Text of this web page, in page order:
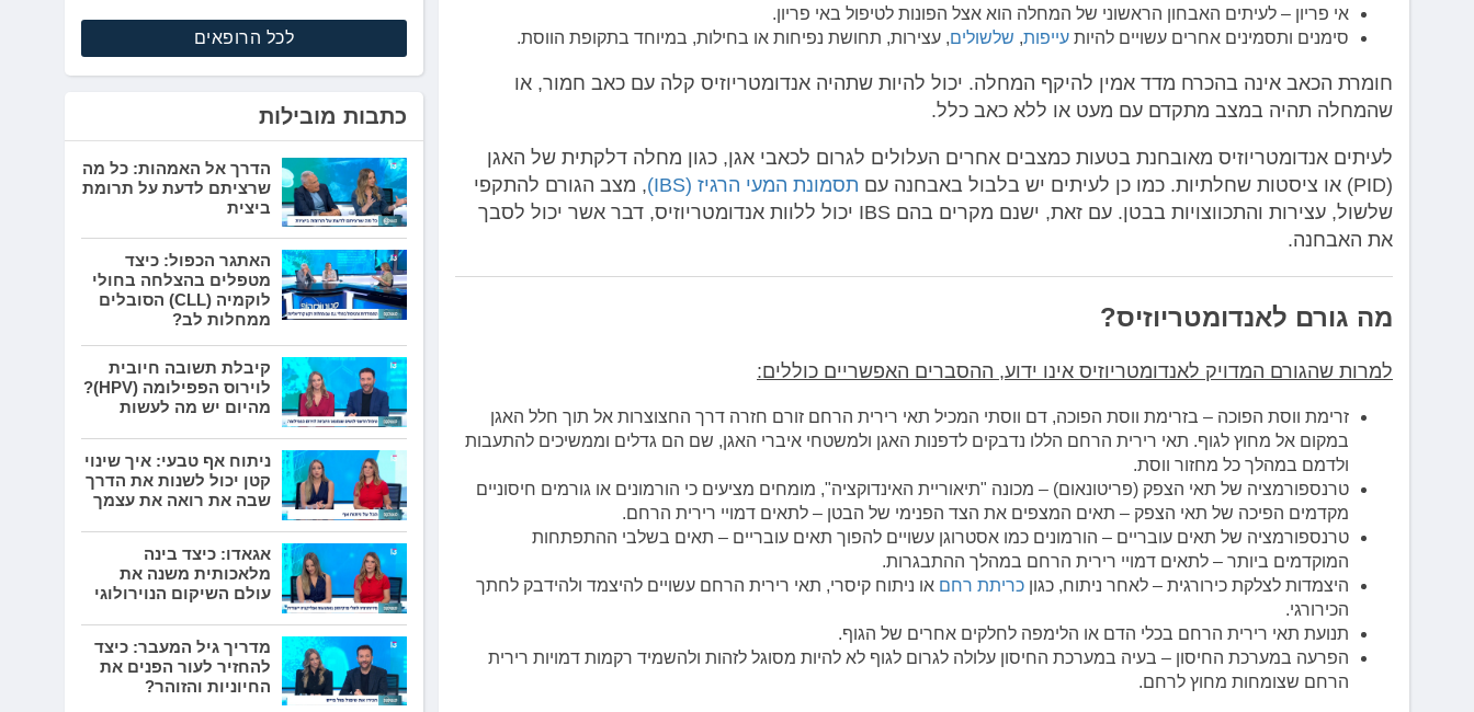
אי פריון – לעיתים האבחון הראשוני של המחלה הוא אצל הפונות לטיפול באי פריון.
סימנים ותסמינים אחרים עשויים להיות עייפות, שלשולים, עצירות, תחושת נפיחות או בחילות, במיוחד בתקופת הווסת.
חומרת הכאב אינה בהכרח מדד אמין להיקף המחלה. יכול להיות שתהיה אנדומטריוזיס קלה עם כאב חמור, או
שהמחלה תהיה במצב מתקדם עם מעט או ללא כאב כלל.
לעיתים אנדומטריוזיס מאובחנת בטעות כמצבים אחרים העלולים לגרום לכאבי אגן, כגון מחלה דלקתית של האגן
(PID) או ציסטות שחלתיות. כמו כן לעיתים יש בלבול באבחנה עם
תסמונת המעי הרגיז (IBS)
, מצב הגורם להתקפי
שלשול, עצירות והתכווצויות בבטן. עם זאת, ישנם מקרים בהם IBS יכול ללוות אנדומטריוזיס, דבר אשר יכול לסבך
את האבחנה.
מה גורם לאנדומטריוזיס?
למרות שהגורם המדויק לאנדומטריוזיס אינו ידוע, ההסברים האפשריים כוללים:
זרימת ווסת הפוכה – בזרימת ווסת הפוכה, דם ווסתי המכיל תאי רירית הרחם זורם חזרה דרך החצוצרות אל תוך חלל האגן
במקום אל מחוץ לגוף. תאי רירית הרחם הללו נדבקים לדפנות האגן ולמשטחי איברי האגן, שם הם גדלים וממשיכים להתעבות
ולדמם במהלך כל מחזור ווסת.
טרנספורמציה של תאי הצפק (פריטונאום) – מכונה "תיאוריית האינדוקציה", מומחים מציעים כי הורמונים או גורמים חיסוניים
מקדמים הפיכה של תאי הצפק – תאים המצפים את הצד הפנימי של הבטן – לתאים דמויי רירית הרחם.
טרנספורמציה של תאים עובריים – הורמונים כמו אסטרוגן עשויים להפוך תאים עובריים – תאים בשלבי ההתפתחות
המוקדמים ביותר – לתאים דמויי רירית הרחם במהלך ההתבגרות.
היצמדות לצלקת כירורגית – לאחר ניתוח, כגון כריתת רחם או ניתוח קיסרי, תאי רירית הרחם עשויים להיצמד ולהידבק לחתך
הכירורגי.
תנועת תאי רירית הרחם בכלי הדם או הלימפה לחלקים אחרים של הגוף.
הפרעה במערכת החיסון – בעיה במערכת החיסון עלולה לגרום לגוף לא להיות מסוגל לזהות ולהשמיד רקמות דמויות רירית
הרחם שצומחות מחוץ לרחם.
לכל הרופאים
כתבות מובילות
הדרך אל האמהות: כל מה
שרציתם לדעת על תרומת
ביצית
האתגר הכפול: כיצד
מטפלים בהצלחה בחולי
לוקמיה (CLL) הסובלים
ממחלות לב?
קיבלת תשובה חיובית
לוירוס הפפילומה (HPV)?
מהיום יש מה לעשות
ניתוח אף טבעי: איך שינוי
קטן יכול לשנות את הדרך
שבה את רואה את עצמך
אגאדו: כיצד בינה
מלאכותית משנה את
עולם השיקום הנוירולוגי
מדריך גיל המעבר: כיצד
להחזיר לעור הפנים את
החיוניות והזוהר?